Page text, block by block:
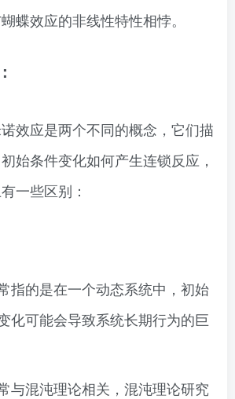
蝶效应的非线性特性相悖。
效应是两个不同的概念，它们描
始条件变化如何产生连锁反应，
一些区别：
指的是在一个动态系统中，初始
化可能会导致系统长期行为的巨
与混沌理论相关，混沌理论研究